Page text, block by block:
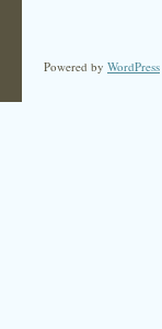
Powered by WordPress